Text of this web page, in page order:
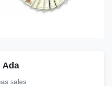
Ada
sales